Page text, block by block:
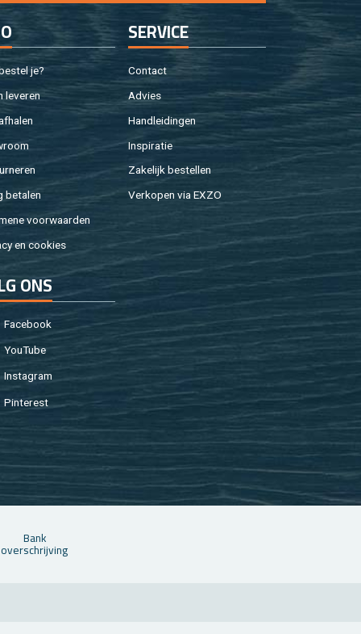
je?
le­ve­ren
be­ta­len
voor­waar­den
en coo­kies
SER­VI­CE
Con­tact
Ad­vies
Hand­lei­din­gen
In­spi­ra­tie
Za­ke­lijk be­stel­len
Ver­ko­pen via EXZO
ONS
Fa­cebook
You­Tu­be
In­st­agram
Pin­te­rest
Bank
over­schrij­ving